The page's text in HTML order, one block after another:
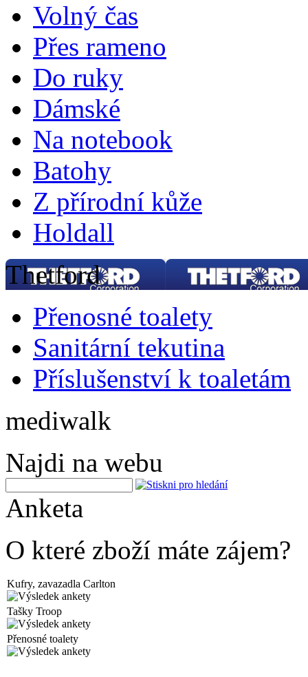
Volný čas
Přes rameno
Do ruky
Dámské
Na notebook
Batohy
Z přírodní kůže
Holdall
Thetford
Přenosné toalety
Sanitární tekutina
Příslušenství k toaletám
mediwalk
Najdi na webu
Anketa
O které zboží máte zájem?
Kufry, zavazadla Carlton
Tašky Troop
Přenosné toalety